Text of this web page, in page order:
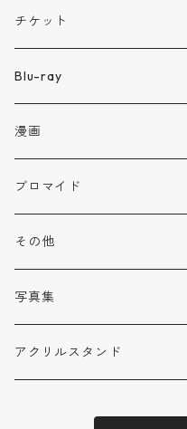
チケット
Blu-ray
漫画
ブロマイド
その他
生誕用カンパ
待雪 アイリ
君だけちゅっちゅ倶楽部会報
写真集
デジタル写真集
アクリルスタンド